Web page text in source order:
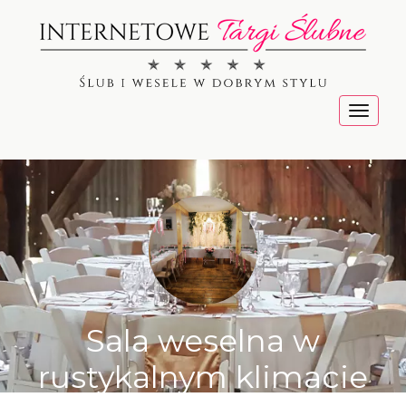
Menu
Sala weselna w
rustykalnym klimacie